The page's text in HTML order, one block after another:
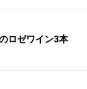
ロゼワイン3本